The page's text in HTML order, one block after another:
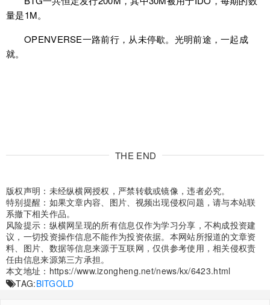
量是1M。
OPENVERSE一路前行，从未停歇。光明前途，一起成
就。
THE END
版权声明：未经纵横网授权，严禁转载或镜像，违者必究。
特别提醒：如果文章内容、图片、视频出现侵权问题，请与本站联
系撤下相关作品。
风险提示：纵横网呈现的所有信息仅作为学习分享，不构成投资建
议，一切投资操作信息不能作为投资依据。本网站所报道的文章资
料、图片、数据等信息来源于互联网，仅供参考使用，相关侵权责
任由信息来源第三方承担。
本文地址： https://www.izongheng.net/news/kx/6423.html
TAG:BITGOLD